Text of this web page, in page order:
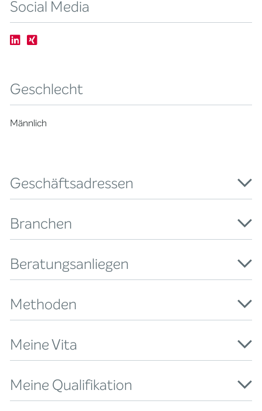
Social Media
Geschlecht
Männlich
Geschäftsadressen
Branchen
Beratungsanliegen
Methoden
Meine Vita
Meine Qualifikation